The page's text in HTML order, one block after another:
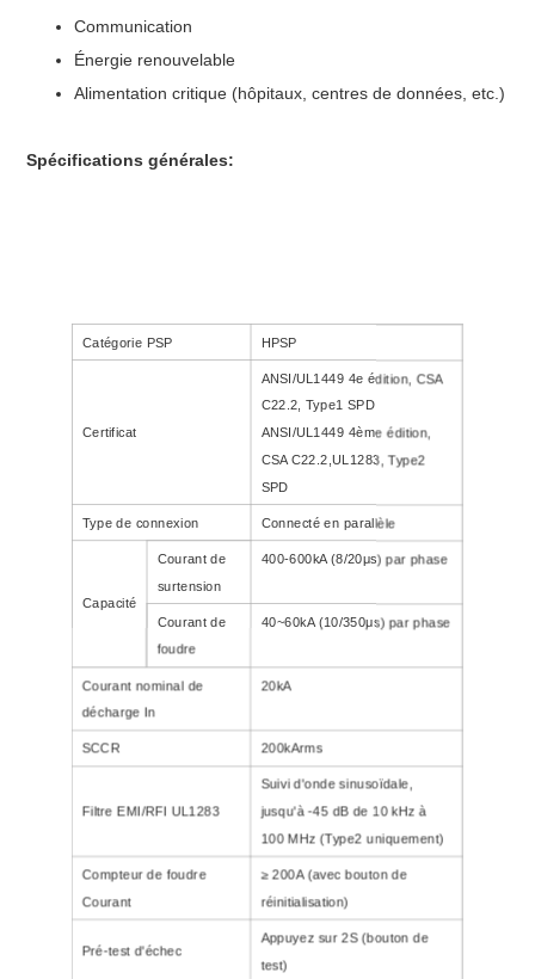
Communication
Énergie renouvelable
Alimentation critique (hôpitaux, centres de données, etc.)
Spécifications générales:
Catégorie PSP HPSP
Certificat
ANSI/UL1449 4e édition, CSA
C22.2, Type1 SPD
ANSI/UL1449 4ème édition,
CSA C22.2,UL1283, Type2
SPD
Type de connexion Connecté en parallèle
Capacité
Courant de
surtension
400-600kA (8/20μs) par phase
Courant de
foudre
40~60kA (10/350μs) par phase
Courant nominal de
décharge In
20kA
SCCR 200kArms
Filtre EMI/RFI UL1283
Suivi d'onde sinusoïdale,
jusqu'à -45 dB de 10 kHz à
100 MHz (Type2 uniquement)
Compteur de foudre
Courant
≥ 200A (avec bouton de
réinitialisation)
Pré-test d'échec
Appuyez sur 2S (bouton de
test)